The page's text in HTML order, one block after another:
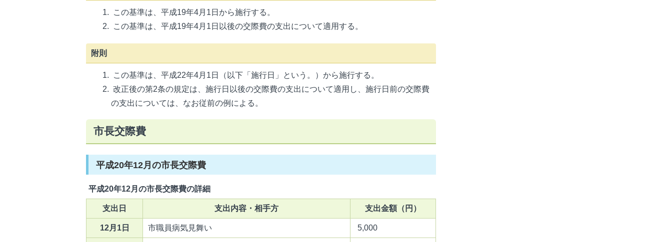
この基準は、平成19年4月1日から施行する。
この基準は、平成19年4月1日以後の交際費の支出について適用する。
附則
この基準は、平成22年4月1日（以下「施行日」という。）から施行する。
改正後の第2条の規定は、施行日以後の交際費の支出について適用し、施行日前の交際費
の支出については、なお従前の例による。
市長交際費
平成20年12月の市長交際費
平成20年12月の市長交際費の詳細
支出日 支出内容・相手方 支出金額（円）
12月1日 市職員病気見舞い 5,000